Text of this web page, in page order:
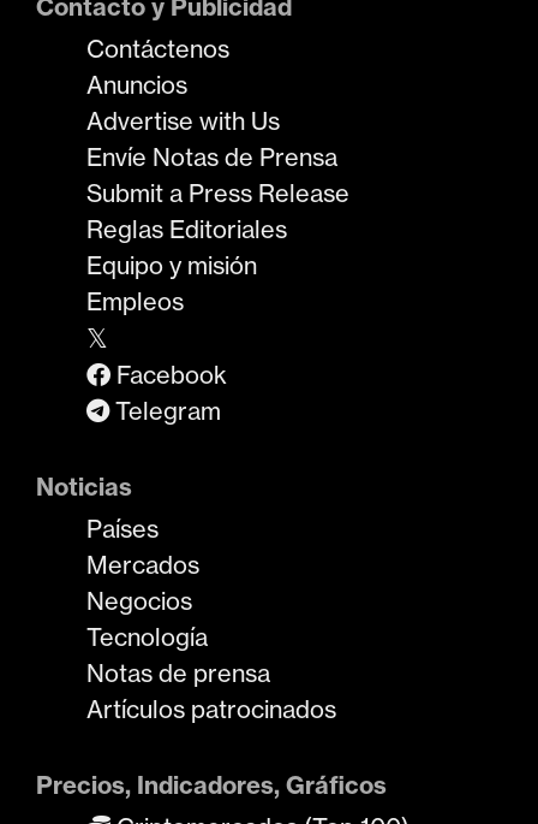
Contacto y Publicidad
Contáctenos
Anuncios
Advertise with Us
Envíe Notas de Prensa
Submit a Press Release
Reglas Editoriales
Equipo y misión
Empleos
𝕏
Facebook
Telegram
Noticias
Países
Mercados
Negocios
Tecnología
Notas de prensa
Artículos patrocinados
Precios, Indicadores, Gráficos